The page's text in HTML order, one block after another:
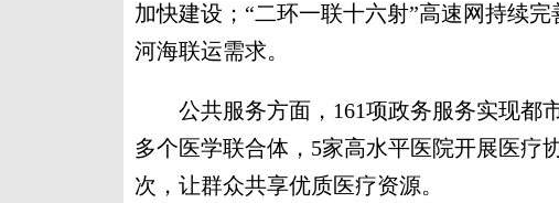
加快建设；“二环一联十六射”高速网持续
河海联运需求。
公共服务方面，161项政务服务实现都
多个医学联合体，5家高水平医院开展医疗
次，让群众共享优质医疗资源。